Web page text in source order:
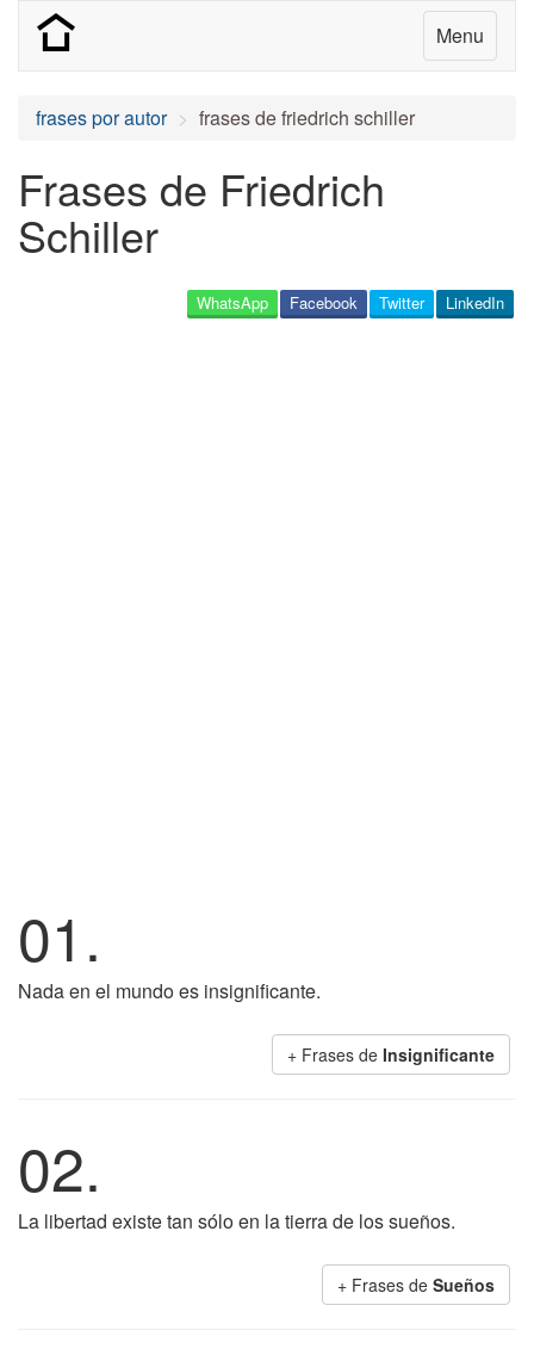
Menu
frases por autor frases de friedrich schiller
Frases de Friedrich
Schiller
LinkedIn
Twitter
Facebook
WhatsApp
01.
Nada en el mundo es insignificante.
+ Frases de Insignificante
02.
La libertad existe tan sólo en la tierra de los sueños.
+ Frases de Sueños